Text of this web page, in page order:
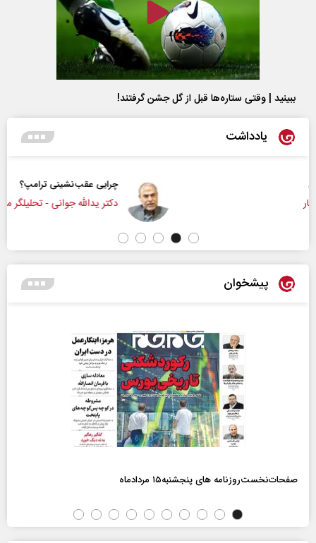
ببینید | وقتی ستاره‌ها قبل از گل جشن گرفتند!
یادداشت
چرایی عقب‌نشینی ترامپ؟
دکتر یدالله جوانی - تحلیلگر مسائل سیاسی
پیشخوان
صفحات‌نخست‌روزنامه ها‌ی پنجشنبه‌۱۵ مردادماه